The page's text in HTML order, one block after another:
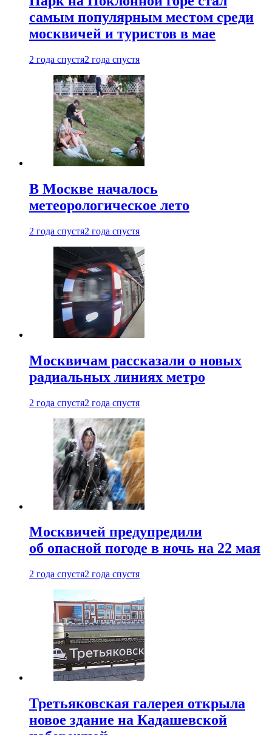
самым популярным местом среди
москвичей и туристов в мае
2 года спустя2 года спустя
В Москве началось
метеорологическое лето
2 года спустя2 года спустя
Москвичам рассказали о новых
радиальных линиях метро
2 года спустя2 года спустя
Москвичей предупредили
об опасной погоде в ночь на 22 мая
2 года спустя2 года спустя
Третьяковская галерея открыла
новое здание на Кадашевской